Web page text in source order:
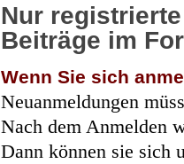
Nur
Beiträge im
Wenn Sie sich
Neuanmeldungen
Nach dem Anmelden
Dann können sie sich